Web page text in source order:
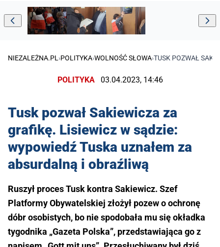
NIEZALEŻNA.PL ›POLITYKA›WOLNOŚĆ SŁOWA›TUSK POZWAŁ
POLITYKA 03.04.2023, 14:46
Tusk pozwał Sakiewicza za
grafikę. Lisiewicz w sądzie:
wypowiedź Tuska uznałem za
absurdalną i obraźliwą
Ruszył proces Tusk kontra Sakiewicz. Szef
Platformy Obywatelskiej złożył pozew o ochronę
dóbr osobistych, bo nie spodobała mu się okładka
tygodnika „Gazeta Polska”, przedstawiająca go z